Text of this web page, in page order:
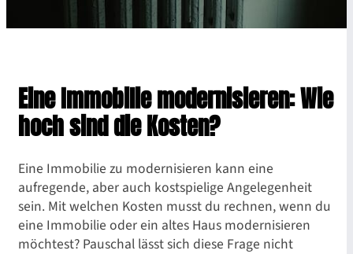
Eine Immobilie modernisieren: Wie
hoch sind die Kosten?
Eine Immobilie zu modernisieren kann eine
aufregende, aber auch kostspielige Angelegenheit
sein. Mit welchen Kosten musst du rechnen, wenn du
eine Immobilie oder ein altes Haus modernisieren
möchtest? Pauschal lässt sich diese Frage nicht